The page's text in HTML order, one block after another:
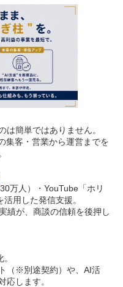
は簡単ではありません。
集客・営業から運営までを
万人）・YouTube「ホリ
用した発信支援。
績が、商談の信頼を後押し
（※別途契約）や、AI活
応します。